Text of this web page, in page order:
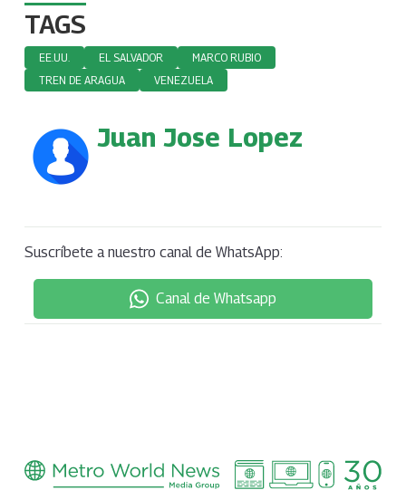
TAGS
EE.UU. EL SALVADOR
MARCO RUBIO
TREN DE ARAGUA
VENEZUELA
Juan Jose Lopez
Suscríbete a nuestro canal de WhatsApp:
Canal de Whatsapp